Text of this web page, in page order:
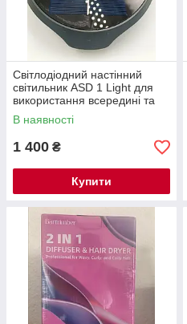
Світлодіодний настінний
світильник ASD 1 Light для
використання всередині та
зовні приміщень | 9 Вт, 580
лм
В наявності
1 400 ₴
Купити